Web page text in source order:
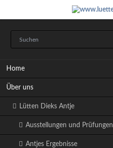
Home
Über uns
Lütten Dieks Antje
Ausstellungen und Prüfungen
Antjes Ergebnisse